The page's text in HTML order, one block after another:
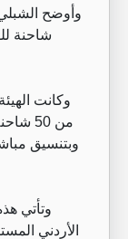
شاحنة
وكانت
من 50
وتأتي
الأردني